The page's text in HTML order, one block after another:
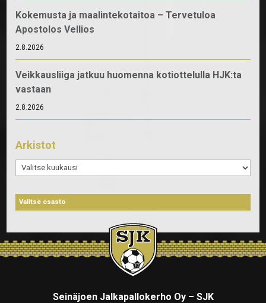
Kokemusta ja maalintekotaitoa – Tervetuloa
Apostolos Vellios
2.8.2026
Veikkausliiga jatkuu huomenna kotiottelulla HJK:ta
vastaan
2.8.2026
Arkistot
Arkistot
Seinäjoen Jalkapallokerho Oy – SJK